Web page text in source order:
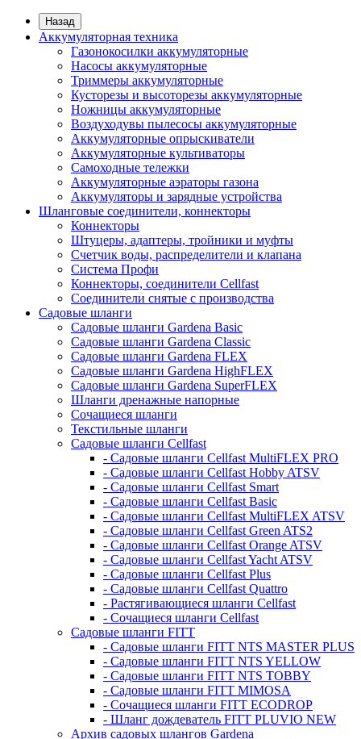
Назад
Аккумуляторная техника
Газонокосилки аккумуляторные
Насосы аккумуляторные
Триммеры аккумуляторные
Кусторезы и высоторезы аккумуляторные
Ножницы аккумуляторные
Воздуходувы пылесосы аккумуляторные
Аккумуляторные опрыскиватели
Аккумуляторные культиваторы
Самоходные тележки
Аккумуляторные аэраторы газона
Аккумуляторы и зарядные устройства
Шланговые соединители, коннекторы
Коннекторы
Штуцеры, адаптеры, тройники и муфты
Счетчик воды, распределители и клапана
Система Профи
Коннекторы, соединители Cellfast
Соединители снятые с производства
Садовые шланги
Садовые шланги Gardena Basic
Садовые шланги Gardena Classic
Садовые шланги Gardena FLEX
Садовые шланги Gardena HighFLEX
Садовые шланги Gardena SuperFLEX
Шланги дренажные напорные
Сочащиеся шланги
Текстильные шланги
Садовые шланги Cellfast
- Садовые шланги Cellfast MultiFLEX PRO
- Садовые шланги Cellfast Hobby ATSV
- Садовые шланги Cellfast Smart
- Садовые шланги Cellfast Basic
- Садовые шланги Cellfast MultiFLEX ATSV
- Садовые шланги Cellfast Green ATS2
- Садовые шланги Cellfast Orange ATSV
- Садовые шланги Cellfast Yacht ATSV
- Садовые шланги Cellfast Plus
- Садовые шланги Cellfast Quattro
- Растягивающиеся шланги Cellfast
- Сочащиеся шланги Cellfast
Садовые шланги FITT
- Садовые шланги FITT NTS MASTER PLUS
- Садовые шланги FITT NTS YELLOW
- Садовые шланги FITT NTS TOBBY
- Садовые шланги FITT MIMOSA
- Сочащиеся шланги FITT ECODROP
- Шланг дождеватель FITT PLUVIO NEW
Архив садовых шлангов Gardena